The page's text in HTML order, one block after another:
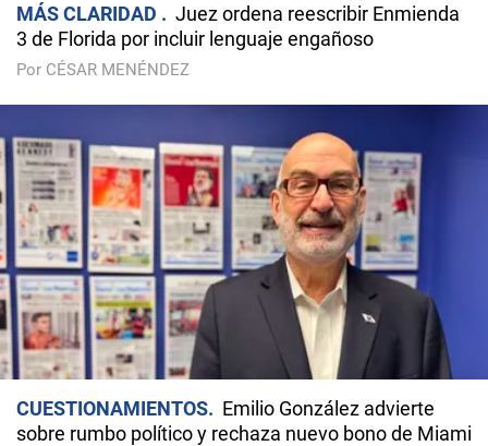
MÁS CLARIDAD
Juez ordena reescribir Enmienda
3 de Florida por incluir lenguaje engañoso
Por CÉSAR MENÉNDEZ
CUESTIONAMIENTOS
Emilio González advierte
sobre rumbo político y rechaza nuevo bono de Miami